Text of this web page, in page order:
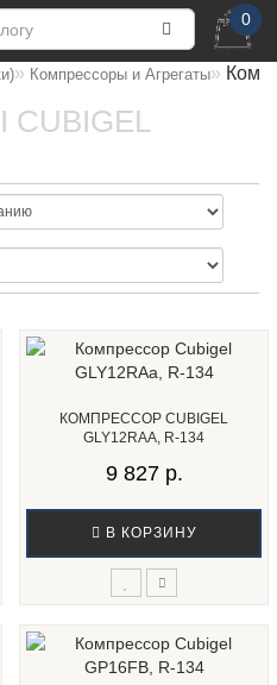
0
Компрессоры и Агрегаты
КОМПРЕССОР CUBIGEL
GLY12RAА, R-134
9 827 р.
В КОРЗИНУ